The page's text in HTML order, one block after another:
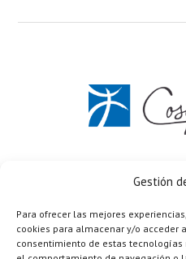
Gestión
Para ofrecer las mejores
cookies para almacenar y/o acceder
consentimiento de estas
637
Política de privacidad·
Cookies·